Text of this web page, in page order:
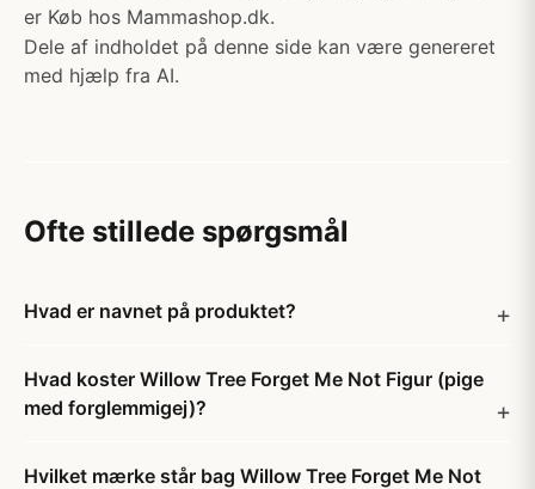
er Køb hos Mammashop.dk.
Dele af indholdet på denne side kan være genereret
med hjælp fra AI.
Ofte stillede spørgsmål
Hvad er navnet på produktet?
Hvad koster Willow Tree Forget Me Not Figur (pige
med forglemmigej)?
Hvilket mærke står bag Willow Tree Forget Me Not